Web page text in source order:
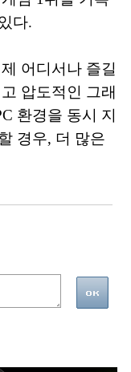
다.
어디서나 즐길
압도적인 그래
환경을 동시 지
경우, 더 많은